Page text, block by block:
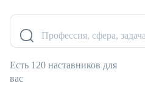
Профессия, сфера,
Есть 120 наставников для
вас